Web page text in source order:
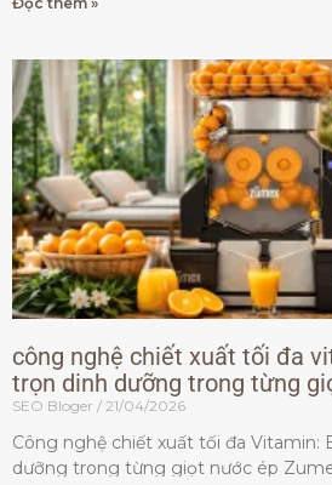
công nghệ chiết xuất tối đa
trọn dinh dưỡng trong từng
SEO Bloger 21/04/2026
Công nghệ chiết xuất tối đa Vitamin:
dưỡng trong từng giọt nước ép